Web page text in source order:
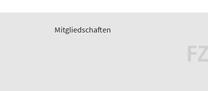
Mitgliedschaften